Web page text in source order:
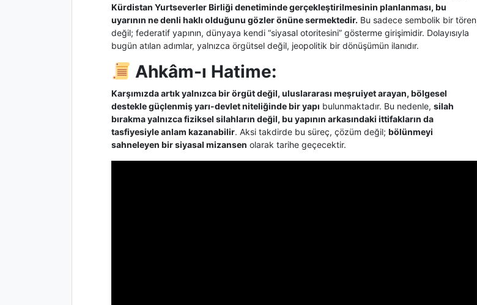
Kürdistan Yurtseverler Birliği denetiminde gerçekleştirilmesinin planlanması, bu
uyarının ne denli haklı olduğunu gözler önüne sermektedir. Bu sadece sembolik bir tören
değil; federatif yapının, dünyaya kendi “siyasal otoritesini” gösterme girişimidir. Dolayısıyla
bugün atılan adımlar, yalnızca örgütsel değil, jeopolitik bir dönüşümün ilanıdır.
Ahkâm-ı Hatime:
Karşımızda artık yalnızca bir örgüt değil, uluslararası meşruiyet arayan, bölgesel
destekle güçlenmiş yarı-devlet niteliğinde bir yapı bulunmaktadır. Bu nedenle, silah
bırakma yalnızca fiziksel silahların değil, bu yapının arkasındaki ittifakların da
tasfiyesiyle anlam kazanabilir. Aksi takdirde bu süreç, çözüm değil; bölünmeyi
sahneleyen bir siyasal mizansen olarak tarihe geçecektir.